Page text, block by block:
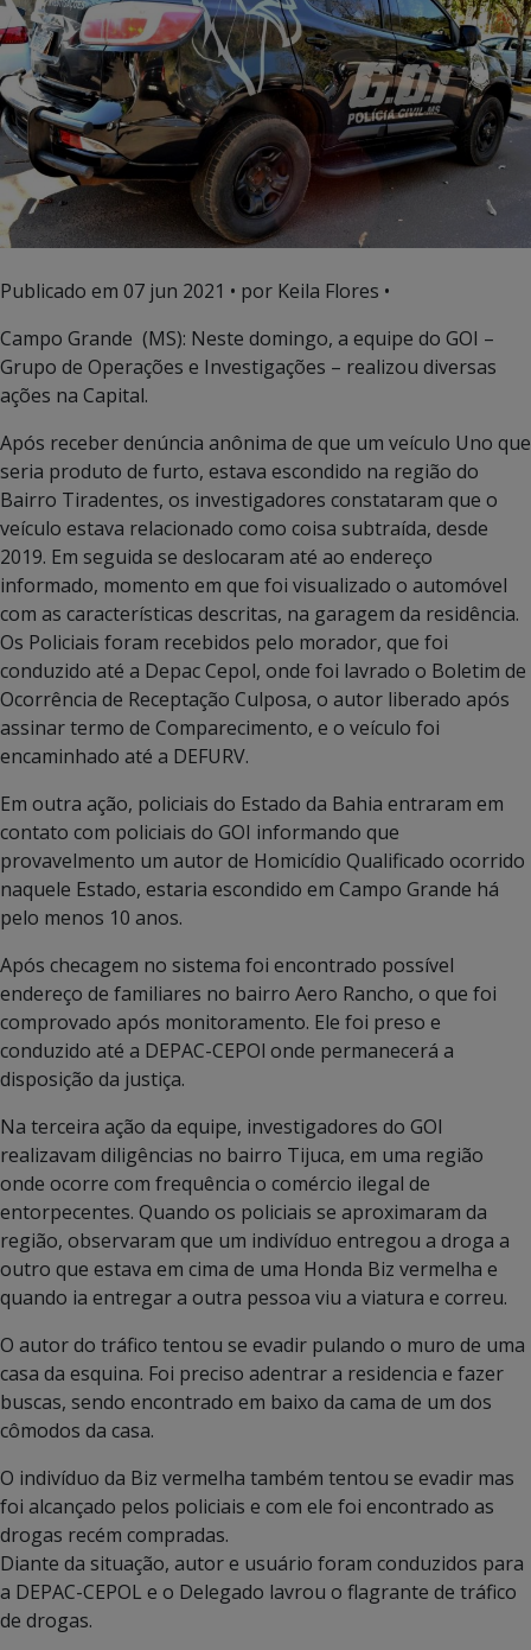
Publicado em 07 jun 2021 • por Keila Flores •
Campo Grande (MS): Neste domingo, a equipe do GOI –
Grupo de Operações e Investigações – realizou diversas
ações na Capital.
Após receber denúncia anônima de que um veículo Uno que
seria produto de furto, estava escondido na região do
Bairro Tiradentes, os investigadores constataram que o
veículo estava relacionado como coisa subtraída, desde
2019. Em seguida se deslocaram até ao endereço
informado, momento em que foi visualizado o automóvel
com as características descritas, na garagem da residência.
Os Policiais foram recebidos pelo morador, que foi
conduzido até a Depac Cepol, onde foi lavrado o Boletim de
Ocorrência de Receptação Culposa, o autor liberado após
assinar termo de Comparecimento, e o veículo foi
encaminhado até a DEFURV.
Em outra ação, policiais do Estado da Bahia entraram em
contato com policiais do GOI informando que
provavelmento um autor de Homicídio Qualificado ocorrido
naquele Estado, estaria escondido em Campo Grande há
pelo menos 10 anos.
Após checagem no sistema foi encontrado possível
endereço de familiares no bairro Aero Rancho, o que foi
comprovado após monitoramento. Ele foi preso e
conduzido até a DEPAC-CEPOl onde permanecerá a
disposição da justiça.
Na terceira ação da equipe, investigadores do GOI
realizavam diligências no bairro Tijuca, em uma região
onde ocorre com frequência o comércio ilegal de
entorpecentes. Quando os policiais se aproximaram da
região, observaram que um indivíduo entregou a droga a
outro que estava em cima de uma Honda Biz vermelha e
quando ia entregar a outra pessoa viu a viatura e correu.
O autor do tráfico tentou se evadir pulando o muro de uma
casa da esquina. Foi preciso adentrar a residencia e fazer
buscas, sendo encontrado em baixo da cama de um dos
cômodos da casa.
O indivíduo da Biz vermelha também tentou se evadir mas
foi alcançado pelos policiais e com ele foi encontrado as
drogas recém compradas.
Diante da situação, autor e usuário foram conduzidos para
a DEPAC-CEPOL e o Delegado lavrou o flagrante de tráfico
de drogas.